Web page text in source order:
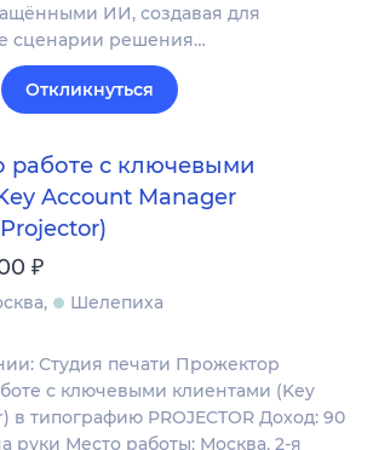
ИИ, создавая для
сценарии решения…
Откликнуться
работе с ключевыми
Account Manager
₽
Шелепиха
Студия печати Прожектор
с ключевыми клиентами (Key
в типографию PROJECTOR Доход: 90
руки Место работы: Москва, 2-я